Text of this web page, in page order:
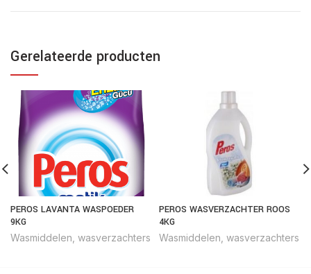
Gerelateerde producten
PEROS LAVANTA WASPOEDER
9KG
Wasmiddelen, wasverzachters
PEROS WASVERZACHTER ROOS
4KG
Wasmiddelen, wasverzachters